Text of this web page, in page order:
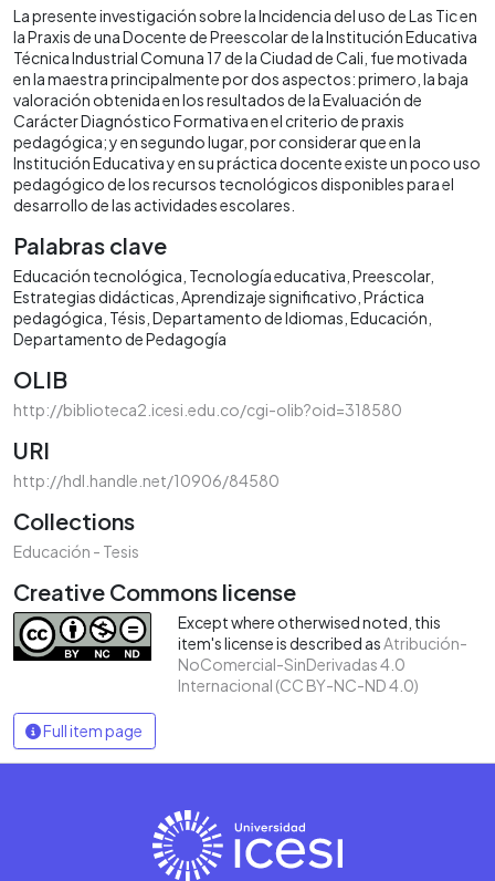
La presente investigación sobre la Incidencia del uso de Las Tic en
la Praxis de una Docente de Preescolar de la Institución Educativa
Técnica Industrial Comuna 17 de la Ciudad de Cali, fue motivada
en la maestra principalmente por dos aspectos: primero, la baja
valoración obtenida en los resultados de la Evaluación de
Carácter Diagnóstico Formativa en el criterio de praxis
pedagógica; y en segundo lugar, por considerar que en la
Institución Educativa y en su práctica docente existe un poco uso
pedagógico de los recursos tecnológicos disponibles para el
desarrollo de las actividades escolares.
Palabras clave
Educación tecnológica Tecnología educativa Preescolar
Estrategias didácticas Aprendizaje significativo Práctica
pedagógica Tésis Departamento de Idiomas Educación
Departamento de Pedagogía
OLIB
http://biblioteca2.icesi.edu.co/cgi-olib?oid=318580
URI
http://hdl.handle.net/10906/84580
Collections
Educación - Tesis
Creative Commons license
Except where otherwised noted, this
item's license is described asAtribución-
NoComercial-SinDerivadas 4.0
Internacional (CC BY-NC-ND 4.0)
Full item page